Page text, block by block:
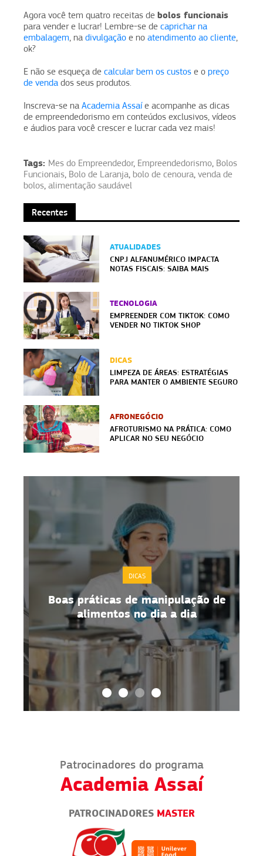
Agora você tem quatro receitas de bolos funcionais
para vender e lucrar! Lembre-se de caprichar na
embalagem, na divulgação e no atendimento ao cliente,
ok?
E não se esqueça de calcular bem os custos e o preço
de venda dos seus produtos.
Inscreva-se na Academia Assaíe acompanhe as dicas
de empreendedorismo em conteúdos exclusivos, vídeos
e áudios para você crescer e lucrar cada vez mais!
Tags: Mes do Empreendedor, Empreendedorismo, Bolos
Funcionais, Bolo de Laranja, bolo de cenoura, venda de
bolos, alimentação saudável
Recentes
ATUALIDADES
CNPJ ALFANUMÉRICO IMPACTA
NOTAS FISCAIS: SAIBA MAIS
TECNOLOGIA
EMPREENDER COM TIKTOK: COMO
VENDER NO TIKTOK SHOP
DICAS
LIMPEZA DE ÁREAS: ESTRATÉGIAS
PARA MANTER O AMBIENTE SEGURO
AFRONEGÓCIO
AFROTURISMO NA PRÁTICA: COMO
APLICAR NO SEU NEGÓCIO
DICAS
Boas práticas de manipulação de
alimentos no dia a dia
Patrocinadores do programa
Academia Assaí
PATROCINADORES MASTER